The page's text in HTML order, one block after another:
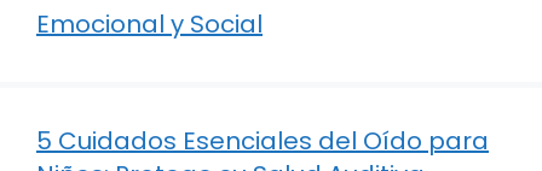
Emocional y Social
5 Cuidados Esenciales del Oído para